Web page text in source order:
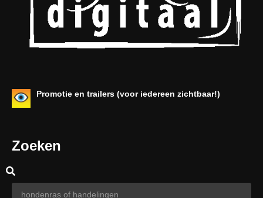
Promotie en trailers (voor iedereen zichtbaar!)
Zoeken